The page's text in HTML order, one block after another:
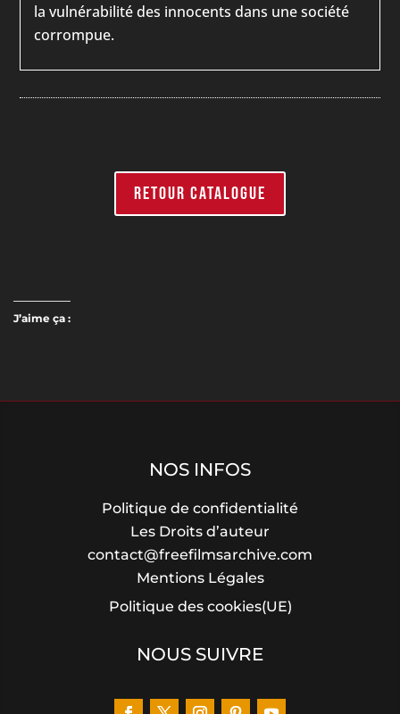
la vulnérabilité des innocents dans une société
corrompue.
RETOUR CATALOGUE
J’aime ça :
NOS INFOS
Politique de confidentialité
Les Droits d’auteur
contact@freefilmsarchive.com
Mentions Légales
Politique des cookies(UE)
NOUS SUIVRE